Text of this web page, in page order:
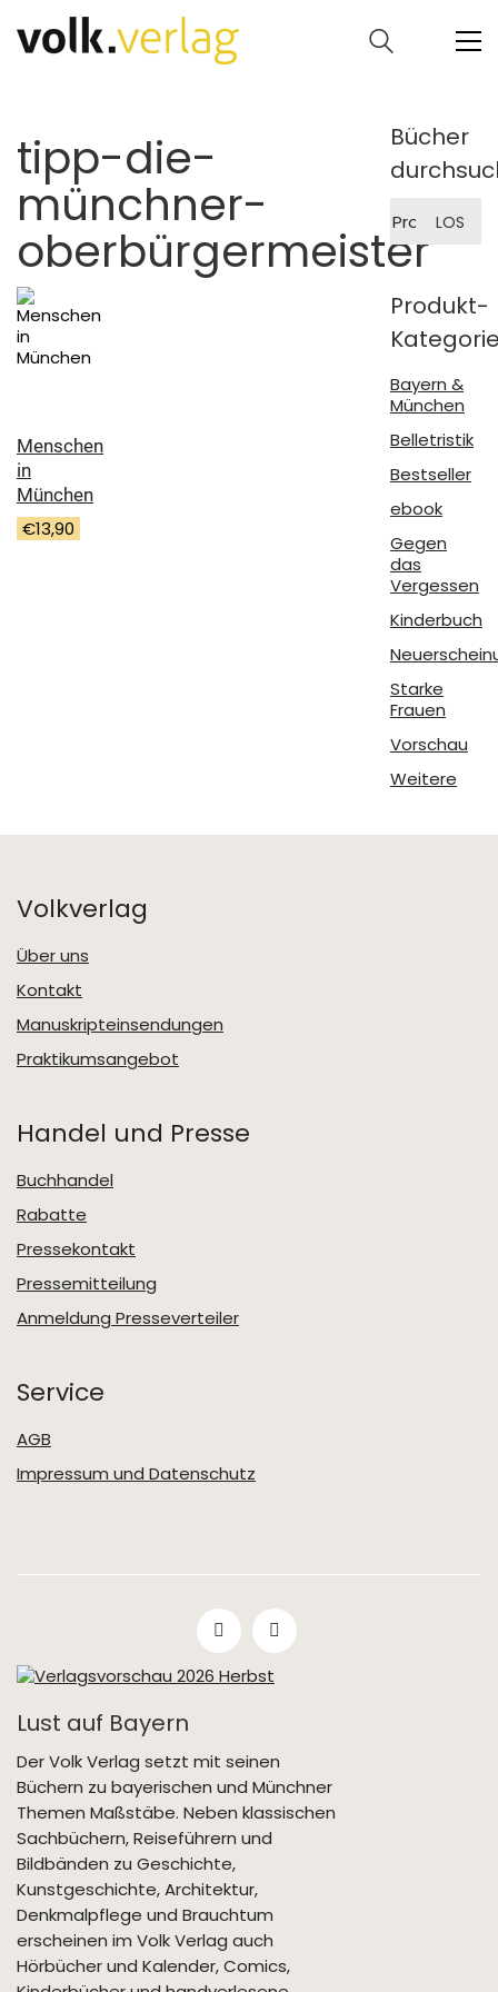
tipp-die-
münchner-
oberbürgermeister
Menschen
in
München
€13,90
Bücher
nach:
LOS
Produkt-
Bayern &
München
Belletristik
Bestseller
ebook
Gegen
das
Vergessen
Kinderbuch
Starke
Frauen
Vorschau
Weitere
Volkverlag
Über uns
Kontakt
Manuskripteinsendungen
Praktikumsangebot
Handel und Presse
Buchhandel
Rabatte
Pressekontakt
Pressemitteilung
Anmeldung Presseverteiler
Service
AGB
Impressum und Datenschutz
Lust auf Bayern
Der Volk Verlag setzt mit seinen
Büchern zu bayerischen und Münchner
Themen Maßstäbe. Neben klassischen
Sachbüchern, Reiseführern und
Bildbänden zu Geschichte,
Kunstgeschichte, Architektur,
Denkmalpflege und Brauchtum
erscheinen im Volk Verlag auch
Hörbücher und Kalender, Comics,